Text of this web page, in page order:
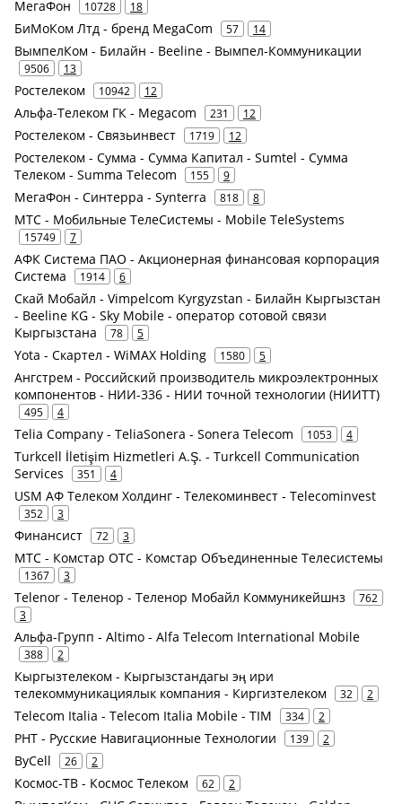
МегаФон 10728 18
БиМоКом Лтд - бренд MegaCom 57 14
ВымпелКом - Билайн - Beeline - Вымпел-Коммуникации
9506 13
Ростелеком 10942 12
Альфа-Телеком ГК - Megacom 231 12
Ростелеком - Связьинвест 1719 12
Ростелеком - Сумма - Сумма Капитал - Sumtel - Сумма
Телеком - Summa Telecom
155 9
МегаФон - Синтерра - Synterra 818 8
МТС - Мобильные ТелеСистемы - Mobile TeleSystems
15749 7
АФК Система ПАО - Акционерная финансовая корпорация
Система
1914 6
Скай Мобайл - Vimpelcom Kyrgyzstan - Билайн Кыргызстан
- Beeline KG - ‎Sky Mobile - оператор сотовой связи
Кыргызстана
78 5
Yota - Скартел - WiMAX Holding 1580 5
Ангстрем - Российский производитель микроэлектронных
компонентов - НИИ-336 - НИИ точной технологии (НИИТТ)
495 4
Telia Company - TeliaSonera - Sonera Telecom 1053 4
Turkcell İletişim Hizmetleri A.Ş. - Turkcell Communication
Services
351 4
USM АФ Телеком Холдинг - Телекоминвест - Telecominvest
352 3
Финансист 72 3
МТС - Комстар ОТС - Комстар Объединенные Телесистемы
1367 3
Telenor - Теленор - Теленор Мобайл Коммуникейшнз
762
3
Альфа-Групп - Altimo - Alfa Telecom International Mobile
388 2
Кыргызтелеком - Кыргызстандагы эң ири
телекоммуникациялык компания - Киргизтелеком
32 2
Telecom Italia - Telecom Italia Mobile - TIM 334 2
РНТ - Русские Навигационные Технологии 139 2
ByCell 26 2
Космос-ТВ - Космос Телеком 62 2